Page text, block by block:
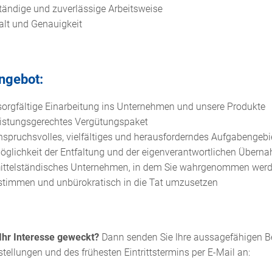
und zuverlässige Arbeitsweise
und Genauigkeit
Einarbeitung ins Unternehmen und unsere Produkte
Vergütungspaket
vielfältiges und herausforderndes
der Entfaltung und der eigenverantwortlichen
Unternehmen, in dem Sie wahrgenommen
und unbürokratisch in die Tat umzusetzen
Interesse geweckt? Dann senden Sie Ihre aussagefähigen
und des frühesten Eintrittstermins per E-Mail an: